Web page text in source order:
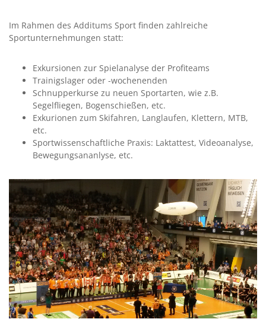
Im Rahmen des Additums Sport finden zahlreiche
Sportunternehmungen statt:
Exkursionen zur Spielanalyse der Profiteams
Trainigslager oder -wochenenden
Schnupperkurse zu neuen Sportarten, wie z.B.
Segelfliegen, Bogenschießen, etc.
Exkurionen zum Skifahren, Langlaufen, Klettern, MTB,
etc.
Sportwissenschaftliche Praxis: Laktattest, Videoanalyse,
Bewegungsananlyse, etc.